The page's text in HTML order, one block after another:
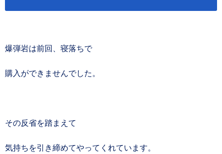
爆弾岩は前回、寝落ちで
購入ができませんでした。
その反省を踏まえて
気持ちを引き締めてやってくれています。